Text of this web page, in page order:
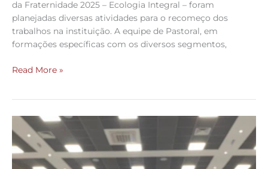
da Fraternidade 2025 – Ecologia Integral – foram
planejadas diversas atividades para o recomeço dos
trabalhos na instituição. A equipe de Pastoral, em
formações específicas com os diversos segmentos,
Read More »
Momento
de
convivência
com